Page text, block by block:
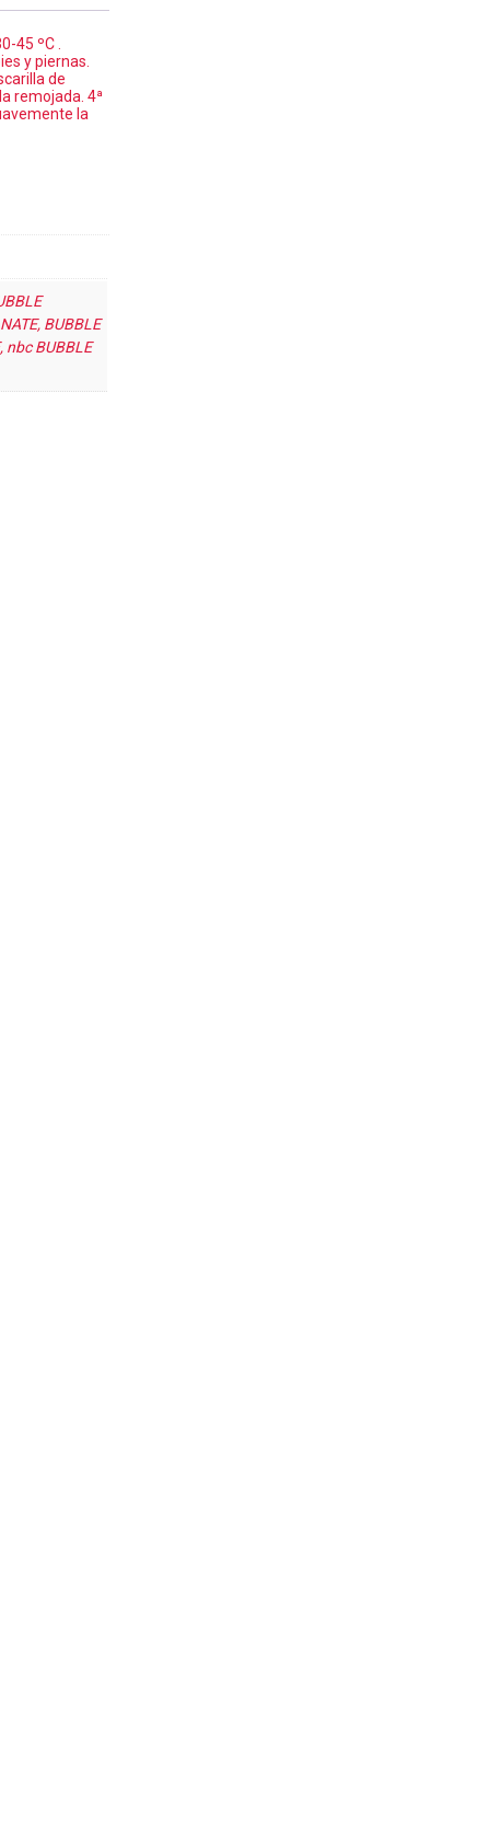
45 ºC .
y piernas.
de
remojada. 4ª
la
BUBBLE
nbc BUBBLE